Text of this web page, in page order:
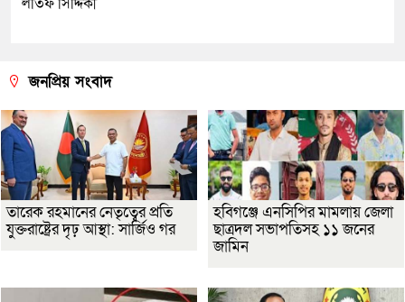
জনপ্রিয় সংবাদ
তারেক রহমানের নেতৃত্বের প্রতি
যুক্তরাষ্ট্রের দৃঢ় আস্থা: সার্জিও গর
হবিগঞ্জে এনসিপির মামলায় জেলা
ছাত্রদল সভাপতিসহ ১১ জনের
জামিন